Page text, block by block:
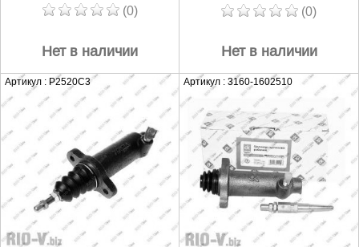
(0)
Нет в наличии
(0)
Нет в наличии
Артикул : P2520C3 Артикул : 3160-1602510